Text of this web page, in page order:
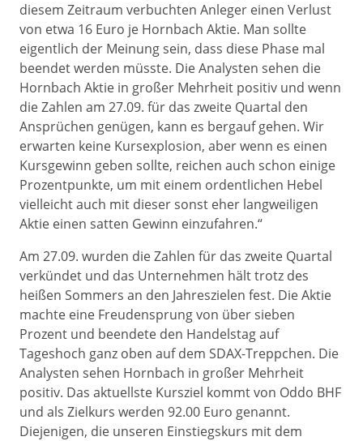
diesem Zeitraum verbuchten Anleger einen Verlust
von etwa 16 Euro je Hornbach Aktie. Man sollte
eigentlich der Meinung sein, dass diese Phase mal
beendet werden müsste. Die Analysten sehen die
Hornbach Aktie in großer Mehrheit positiv und wenn
die Zahlen am 27.09. für das zweite Quartal den
Ansprüchen genügen, kann es bergauf gehen. Wir
erwarten keine Kursexplosion, aber wenn es einen
Kursgewinn geben sollte, reichen auch schon einige
Prozentpunkte, um mit einem ordentlichen Hebel
vielleicht auch mit dieser sonst eher langweiligen
Aktie einen satten Gewinn einzufahren.“
Am 27.09. wurden die Zahlen für das zweite Quartal
verkündet und das Unternehmen hält trotz des
heißen Sommers an den Jahreszielen fest. Die Aktie
machte eine Freudensprung von über sieben
Prozent und beendete den Handelstag auf
Tageshoch ganz oben auf dem SDAX-Treppchen. Die
Analysten sehen Hornbach in großer Mehrheit
positiv. Das aktuellste Kursziel kommt von Oddo BHF
und als Zielkurs werden 92.00 Euro genannt.
Diejenigen, die unseren Einstiegskurs mit dem